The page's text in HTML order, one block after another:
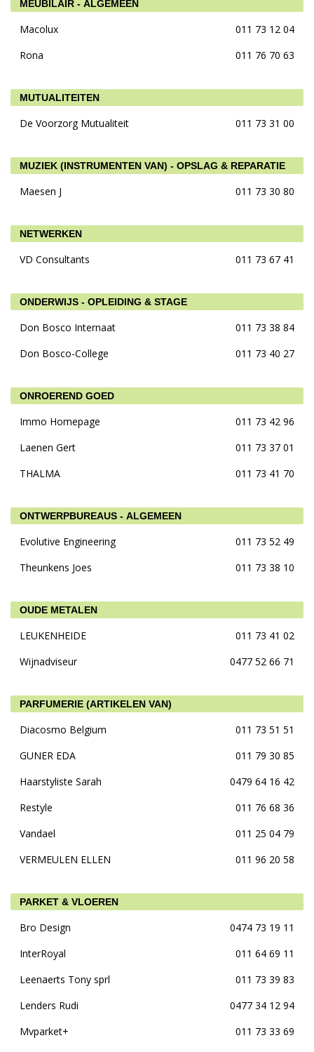
MEUBILAIR - ALGEMEEN
Macolux
011 73 12 04
Rona
011 76 70 63
MUTUALITEITEN
De Voorzorg Mutualiteit 011 73 31 00
MUZIEK (INSTRUMENTEN VAN) - OPSLAG & REPARATIE
Maesen J 011 73 30 80
NETWERKEN
VD Consultants 011 73 67 41
ONDERWIJS - OPLEIDING & STAGE
Don Bosco Internaat
011 73 38 84
Don Bosco-College
011 73 40 27
ONROEREND GOED
Immo Homepage
011 73 42 96
Laenen Gert
011 73 37 01
THALMA
011 73 41 70
ONTWERPBUREAUS - ALGEMEEN
Evolutive Engineering
011 73 52 49
Theunkens Joes
011 73 38 10
OUDE METALEN
LEUKENHEIDE
011 73 41 02
Wijnadviseur
0477 52 66 71
PARFUMERIE (ARTIKELEN VAN)
Diacosmo Belgium
011 73 51 51
GUNER EDA
011 79 30 85
Haarstyliste Sarah
0479 64 16 42
Restyle
011 76 68 36
Vandael
011 25 04 79
VERMEULEN ELLEN
011 96 20 58
PARKET & VLOEREN
Bro Design
0474 73 19 11
InterRoyal
011 64 69 11
Leenaerts Tony sprl
011 73 39 83
Lenders Rudi
0477 34 12 94
Mvparket+
011 73 33 69